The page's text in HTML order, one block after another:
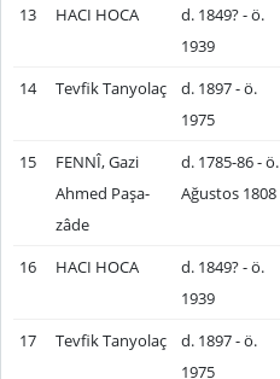
13 HACI HOCA
d. 1849? - ö.
1939
14 Tevfik Tanyolaç
d. 1897 - ö.
1975
15
FENNÎ, Gazi
Ahmed Paşa-
zâde
d. 1785-86 - ö.
Ağustos 1808
16 HACI HOCA
d. 1849? - ö.
1939
17 Tevfik Tanyolaç
d. 1897 - ö.
1975